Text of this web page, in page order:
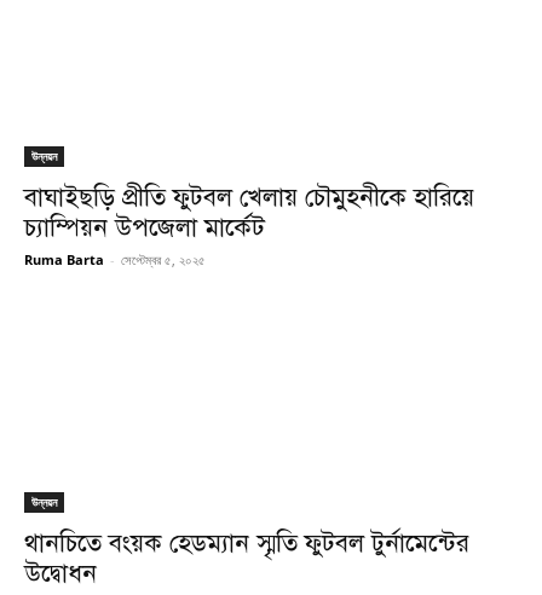
উন্নয়ন
বাঘাইছড়ি প্রীতি ফুটবল খেলায় চৌমুহনীকে হারিয়ে
চ্যাম্পিয়ন উপজেলা মার্কেট
Ruma Barta - সেপ্টেম্বর ৫, ২০২৫
উন্নয়ন
থানচিতে বংয়ক হেডম্যান স্মৃতি ফুটবল টুর্নামেন্টের
উদ্বোধন